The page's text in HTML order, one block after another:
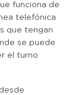
funciona de
telefónica
que tengan
se puede
el turno